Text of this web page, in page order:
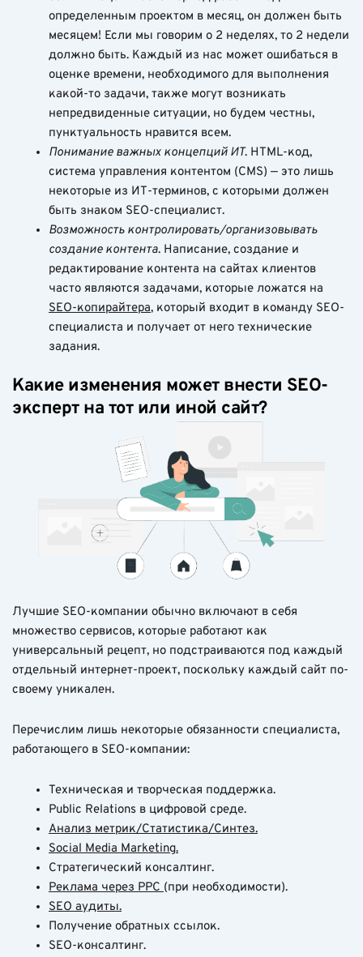
определенным проектом в месяц, он должен быть
месяцем! Если мы говорим о 2 неделях, то 2 недели
должно быть. Каждый из нас может ошибаться в
оценке времени, необходимого для выполнения
какой-то задачи, также могут возникать
непредвиденные ситуации, но будем честны,
пунктуальность нравится всем.
Понимание важных концепций ИТ. HTML-код,
система управления контентом (CMS) — это лишь
некоторые из ИТ-терминов, с которыми должен
быть знаком SEO-специалист.
Возможность контролировать/организовывать
создание контента. Написание, создание и
редактирование контента на сайтах клиентов
часто являются задачами, которые ложатся на
SEO-копирайтера, который входит в команду SEO-
специалиста и получает от него технические
задания.
Какие изменения может внести SEO-
эксперт на тот или иной сайт?
Лучшие SEO-компании обычно включают в себя
множество сервисов, которые работают как
универсальный рецепт, но подстраиваются под каждый
отдельный интернет-проект, поскольку каждый сайт по-
своему уникален.
Перечислим лишь некоторые обязанности специалиста,
работающего в SEO-компании:
Техническая и творческая поддержка.
Public Relations в цифровой среде.
Анализ метрик/Статистика/Синтез.
Social Media Marketing.
Стратегический консалтинг.
Реклама через PPC (при необходимости).
SEO аудиты.
Получение обратных ссылок.
SEO-консалтинг.